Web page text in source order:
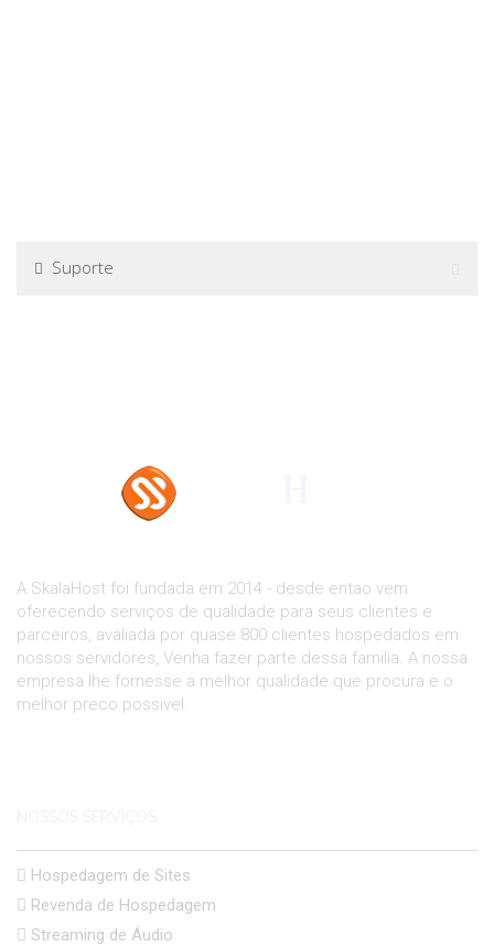
Suporte
A SkalaHost foi fundada em 2014 - desde entao vem
oferecendo serviços de qualidade para seus clientes e
parceiros, avaliada por quase 800 clientes hospedados em
nossos servidores, Venha fazer parte dessa familia. A nossa
empresa lhe fornesse a melhor qualidade que procura e o
melhor preco possivel.
Hospedagem de Sites
Revenda de Hospedagem
Streaming de Áudio